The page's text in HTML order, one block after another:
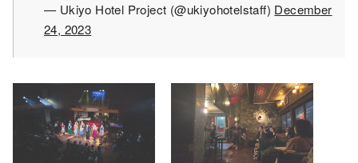
— Ukiyo Hotel Project (@ukiyohotelstaff) December
24, 2023